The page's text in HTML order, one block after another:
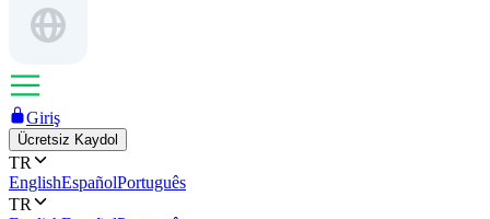
Giriş
Ücretsiz Kaydol
TR
EnglishEspañolPortuguês
TR